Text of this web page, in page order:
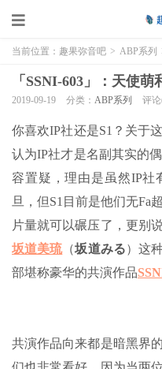
当前位置： 趣果弥音吧 > ABP系列
「SSNI-603」：天使
2019-09-19 分类： ABP系列 评
你喜欢IP社还是S1？关于
认为IP社才是名副其实的
容置疑，理由是虽然IP社
旦，但S1目前是他们无Fa
片量就可以碾压了，更别
坂道美琉（坂道みる）这
部堪称豪华的共演作品
共演作品向来都是暗黑界